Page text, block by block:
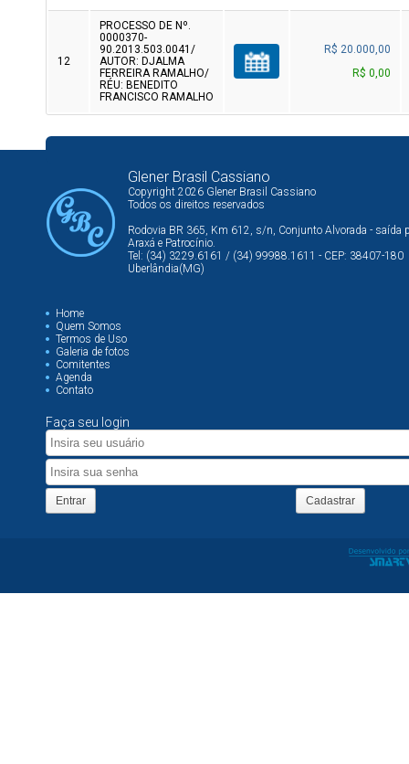
12
PROCESSO DE Nº.
0000370-
90.2013.503.0041/
AUTOR: DJALMA
FERREIRA RAMALHO/
RÉU: BENEDITO
FRANCISCO RAMALHO
R$ 20.000,00
R$ 0,00
Glener Brasil Cassiano
Copyright 2026 Glener Brasil Cassiano
Todos os direitos reservados
Rodovia BR 365, Km 612, s/n, Conjunto Alvorada - saída
Araxá e Patrocínio.
Tel: (34) 3229.6161 / (34) 99988.1611 - CEP: 38407-180
Uberlândia(MG)
Home
Quem Somos
Termos de Uso
Galeria de fotos
Comitentes
Agenda
Contato
Faça seu login
Entrar Cadastrar